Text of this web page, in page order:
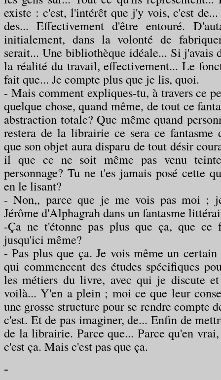
existe : c'est, l'intérêt que j'y vois, c'est
des... Effectivement d'être entouré.
initialement, dans la volonté de
serait... Une bibliothèque idéale... Si j'avais
la réalité du travail, effectivement... Le
fait que... Je compte plus que je lis, quoi.
- Mais comment expliques-tu, à travers ce
quelque chose, quand même, de tout ce
abstraction totale? Que même quand
restera de la librairie ce sera ce fantasme
que son objet aura disparu de tout désir
il que ce ne soit même pas venu
personnage? Tu ne t'es jamais posé cette
en le lisant?
- Non,, parce que je me vois pas moi ;
Jérôme d'Alphagrah dans un fantasme
-Ça ne t'étonne pas plus que ça, que ce
jusqu'ici même?
- Pas plus que ça. Je vois même un certain
qui commencent des études spécifiques
les métiers du livre, avec qui je discute
voilà... Y'en a plein ; moi ce que leur
une grosse structure pour se rendre compte
c'est. Et de pas imaginer, de... Enfin de
de la librairie. Parce que... Parce qu'en
c'est ça. Mais c'est pas que ça.
-